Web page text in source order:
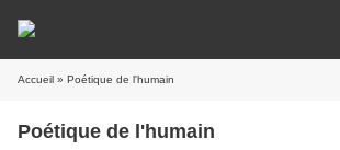
Accueil » Poétique de l'humain
Poétique de l'humain